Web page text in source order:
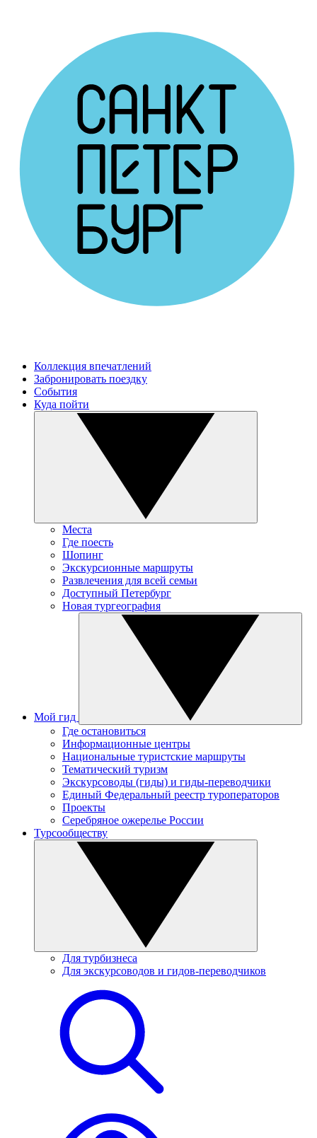
Коллекция впечатлений
Забронировать поездку
События
Куда пойти
Места
Где поесть
Шопинг
Экскурсионные маршруты
Развлечения для всей семьи
Доступный Петербург
Новая тургеография
Мой гид
Где остановиться
Информационные центры
Национальные туристские маршруты
Тематический туризм
Экскурсоводы (гиды) и гиды-переводчики
Единый Федеральный реестр туроператоров
Проекты
Серебряное ожерелье России
Турсообществу
Для турбизнеса
Для экскурсоводов и гидов-переводчиков